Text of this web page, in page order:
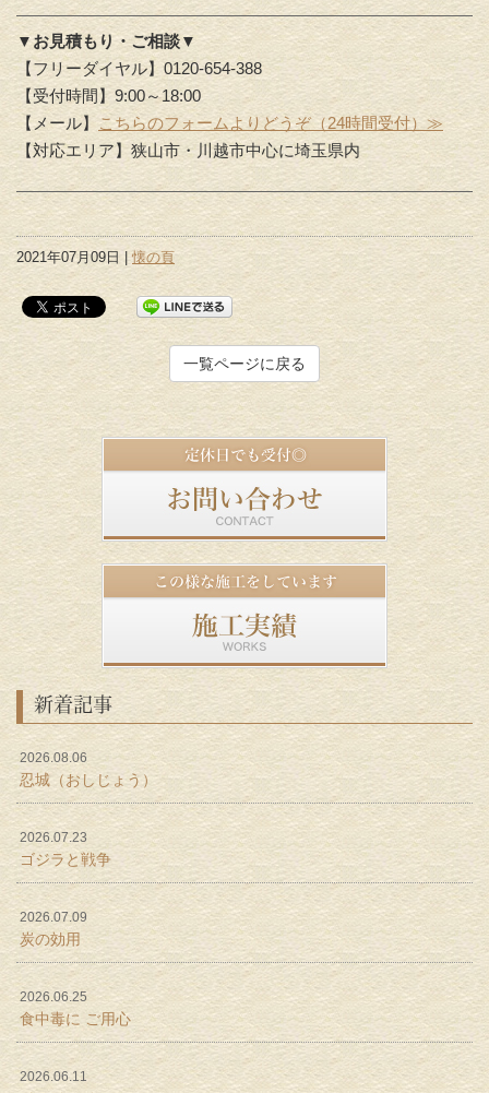
▼お見積もり・ご相談▼
【フリーダイヤル】0120-654-388
【受付時間】9:00～18:00
【メール】 こちらのフォームよりどうぞ（24時間受付）≫
【対応エリア】狭山市・川越市中心に埼玉県内
2021年07月09日 | 懐の頁
一覧ページに戻る
新着記事
2026.08.06
忍城（おしじょう）
2026.07.23
ゴジラと戦争
2026.07.09
炭の効用
2026.06.25
食中毒に ご用心
2026.06.11